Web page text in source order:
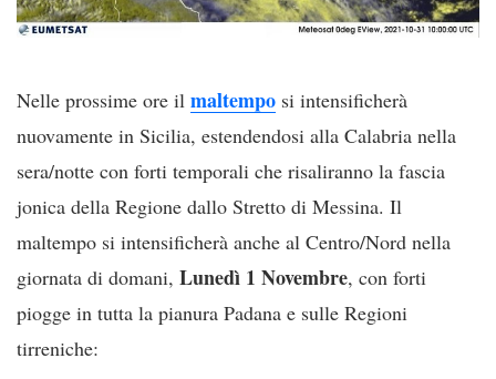
Nelle prossime ore il maltempo si intensificherà
nuovamente in Sicilia, estendendosi alla Calabria nella
sera/notte con forti temporali che risaliranno la fascia
jonica della Regione dallo Stretto di Messina. Il
maltempo si intensificherà anche al Centro/Nord nella
giornata di domani, Lunedì 1 Novembre, con forti
piogge in tutta la pianura Padana e sulle Regioni
tirreniche: